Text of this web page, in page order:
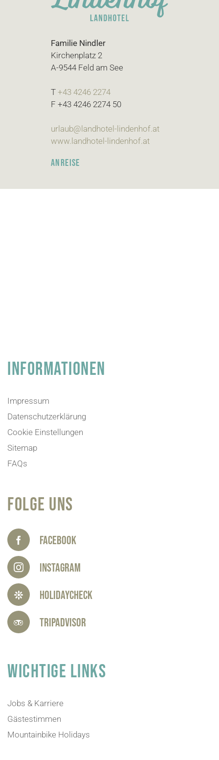
Familie Nindler
Kirchenplatz 2
A-9544 Feld am See
T +43 4246 2274
F +43 4246 2274 50
urlaub@landhotel-lindenhof.at
www.landhotel-lindenhof.at
ANREISE
INFORMATIONEN
Impressum
Datenschutzerklärung
Cookie Einstellungen
Sitemap
FAQs
FOLGE UNS
Facebook
Instagram
HolidayCheck
Tripadvisor
WICHTIGE LINKS
Jobs & Karriere
Gästestimmen
Mountainbike Holidays